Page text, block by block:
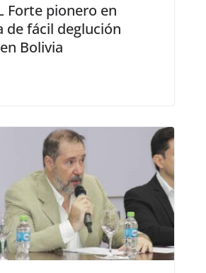
Forte pionero en
de fácil deglución
Bolivia